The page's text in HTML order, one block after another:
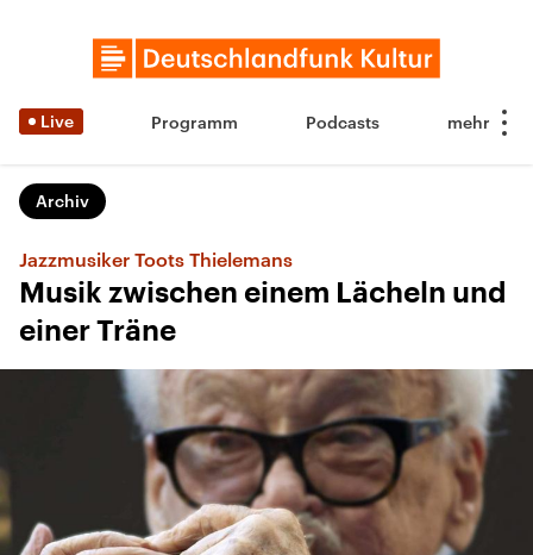
Live Programm Podcasts
Archiv
Jazzmusiker Toots Thielemans
Musik zwischen einem Lächeln und
einer Träne